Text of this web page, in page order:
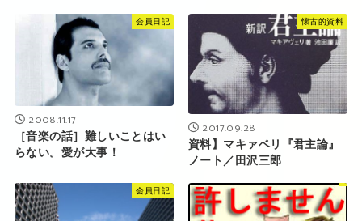
会員日記
2008.11.17
［音楽の話］難しいことはい
らない。愛が大事！
懐古的資料
2017.09.28
資料】マキァベリ『君主論』
ノート／田沢三郎
会員日記